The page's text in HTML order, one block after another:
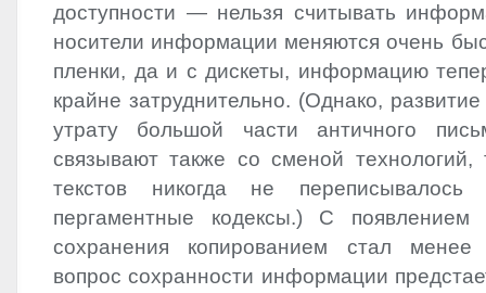
доступности — нельзя считывать
носители информации меняются очень
пленки, да и с дискеты, информацию
крайне затруднительно. (Однако,
утрату большой части античного
связывают также со сменой технологий,
текстов никогда не
пергаментные кодексы.) С появлением
сохранения копированием стал менее
вопрос сохранности информации